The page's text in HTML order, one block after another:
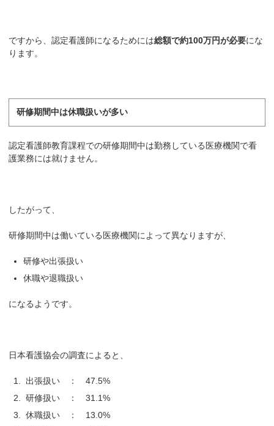
ですから、認定看護師になるためには総額で約100万円が必要にな
ります。
研修期間中は休職扱いが多い
認定看護師教育課程での研修期間中は勤務している医療機関で看
護業務には就けません。
したがって、
研修期間中は働いている医療機関によって異なりますが、
研修や出張扱い
休職や退職扱い
になるようです。
日本看護協会の調査によると、
出張扱い ： 47.5%
研修扱い ： 31.1%
休職扱い ： 13.0%